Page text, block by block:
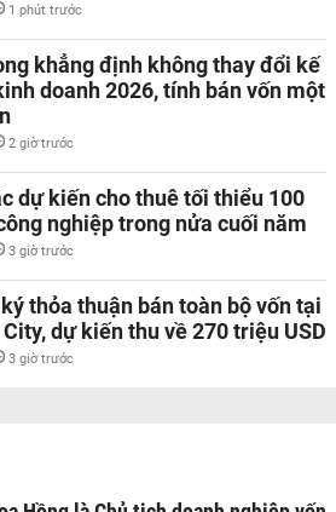
1 phút trước
khẳng định không thay đổi kế
doanh 2026, tính bán vốn một
2 giờ trước
dự kiến cho thuê tối thiểu 100
nghiệp trong nửa cuối năm
3 giờ trước
thỏa thuận bán toàn bộ vốn tại
dự kiến thu về 270 triệu USD
3 giờ trước